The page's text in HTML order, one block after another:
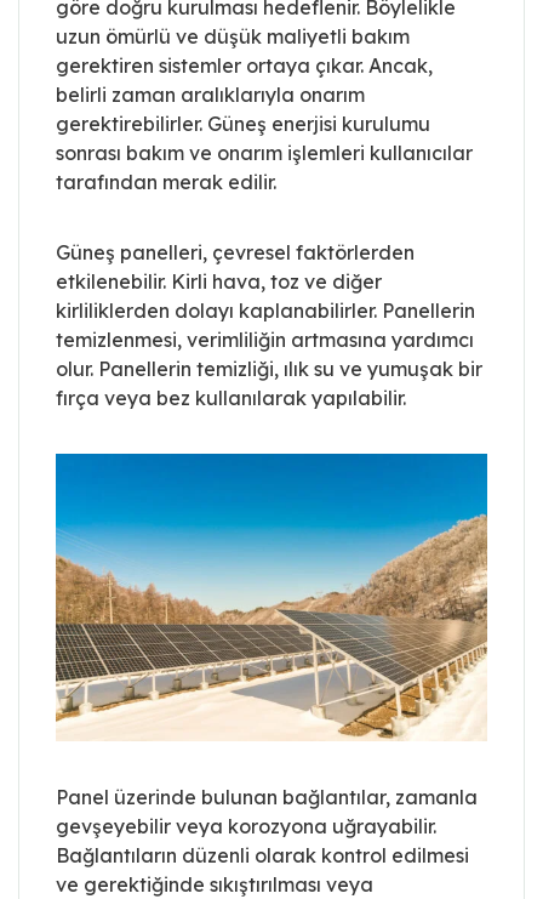
göre doğru kurulması hedeflenir. Böylelikle
uzun ömürlü ve düşük maliyetli bakım
gerektiren sistemler ortaya çıkar. Ancak,
belirli zaman aralıklarıyla onarım
gerektirebilirler. Güneş enerjisi kurulumu
sonrası bakım ve onarım işlemleri kullanıcılar
tarafından merak edilir.
Güneş panelleri, çevresel faktörlerden
etkilenebilir. Kirli hava, toz ve diğer
kirliliklerden dolayı kaplanabilirler. Panellerin
temizlenmesi, verimliliğin artmasına yardımcı
olur. Panellerin temizliği, ılık su ve yumuşak bir
fırça veya bez kullanılarak yapılabilir.
Panel üzerinde bulunan bağlantılar, zamanla
gevşeyebilir veya korozyona uğrayabilir.
Bağlantıların düzenli olarak kontrol edilmesi
ve gerektiğinde sıkıştırılması veya